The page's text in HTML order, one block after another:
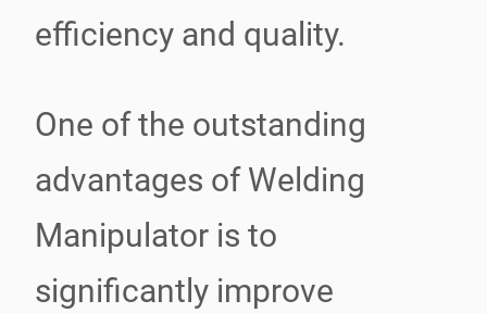
efficiency and quality.
One of the outstanding
advantages of Welding
Manipulator is to
significantly improve